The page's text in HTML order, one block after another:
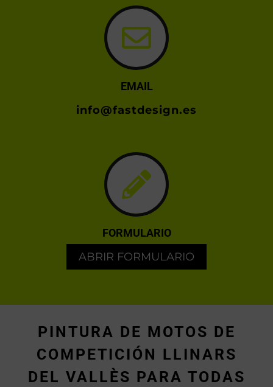
EMAIL
info@fastdesign.es
FORMULARIO
ABRIR FORMULARIO
PINTURA DE MOTOS DE
COMPETICIÓN LLINARS
DEL VALLÈS PARA TODAS